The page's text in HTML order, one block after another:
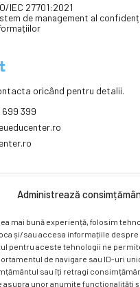
Administrează
mai bună experiență, folosim
și/sau accesa informațiile despre
pentru aceste tehnologii ne
de navigare sau ID-uri
sau îți retragi
asupra unor anumite funcționalități
IEC 27701:2021
de management al
oricând pentru detalii.
399
și pe rețelele sociale.